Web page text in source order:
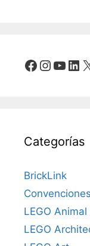
Facebook
X
Categorías
BrickLink
Convenciones
LEGO
LEGO